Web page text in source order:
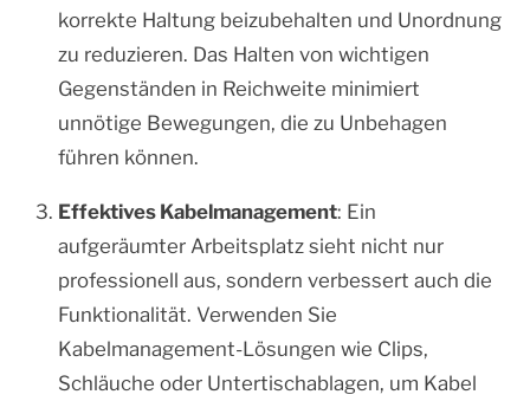
korrekte Haltung beizubehalten und Unordnung
zu reduzieren. Das Halten von wichtigen
Gegenständen in Reichweite minimiert
unnötige Bewegungen, die zu Unbehagen
führen können.
Effektives Kabelmanagement: Ein
aufgeräumter Arbeitsplatz sieht nicht nur
professionell aus, sondern verbessert auch die
Funktionalität. Verwenden Sie
Kabelmanagement-Lösungen wie Clips,
Schläuche oder Untertischablagen, um Kabel